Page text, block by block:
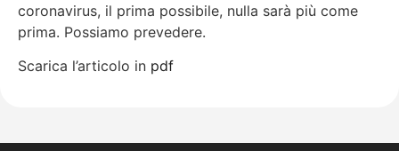
coronavirus, il prima possibile, nulla sarà più come
prima. Possiamo prevedere.
Scarica l’articolo in pdf